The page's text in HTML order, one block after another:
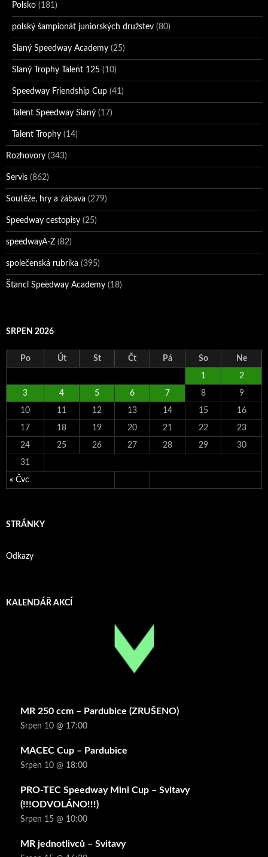
Polsko (181)
polský šampionát juniorských družstev (80)
Slaný Speedway Academy (25)
Slaný Trophy Talent 125 (10)
Speedway Friendship Cup (41)
Talent Speedway Slaný (17)
Talent Trophy (14)
Rozhovory (343)
Servis (862)
Soutěže, hry a zábava (279)
Speedway cestopisy (25)
speedwayA-Z (82)
společenská rubrika (395)
Štancl Speedway Academy (18)
SRPEN 2026
Po Út St Čt Pá So Ne
« Čvc
1 2
3 4 5 6 7 8 9
10 11 12 13 14 15 16
17 18 19 20 21 22 23
24 25 26 27 28 29 30
31
STRÁNKY
Odkazy
KALENDÁŘ AKCÍ
MR 250 ccm – Pardubice (ZRUŠENO)
Srpen 10 @ 17:00
MACEC Cup – Pardubice
Srpen 10 @ 18:00
PRO-TEC Speedway Mini Cup – Svitavy
(!!!ODVOLÁNO!!!)
Srpen 15 @ 10:00
MR jednotlivců – Svitavy